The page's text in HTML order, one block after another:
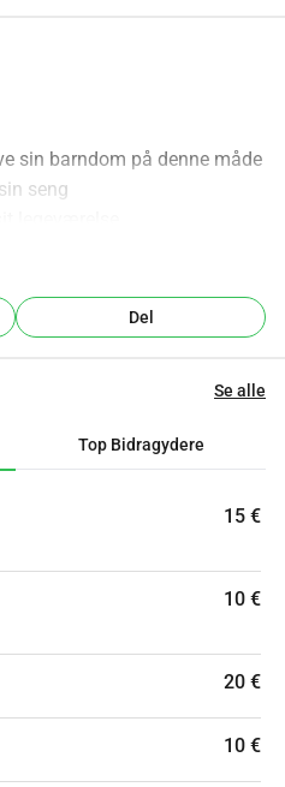
seng
hver dag for at køle
og grøntsager
bedste tøj på
vi er trætte
Del
Se alle
Top Bidragydere
15 €
10 €
20 €
10 €